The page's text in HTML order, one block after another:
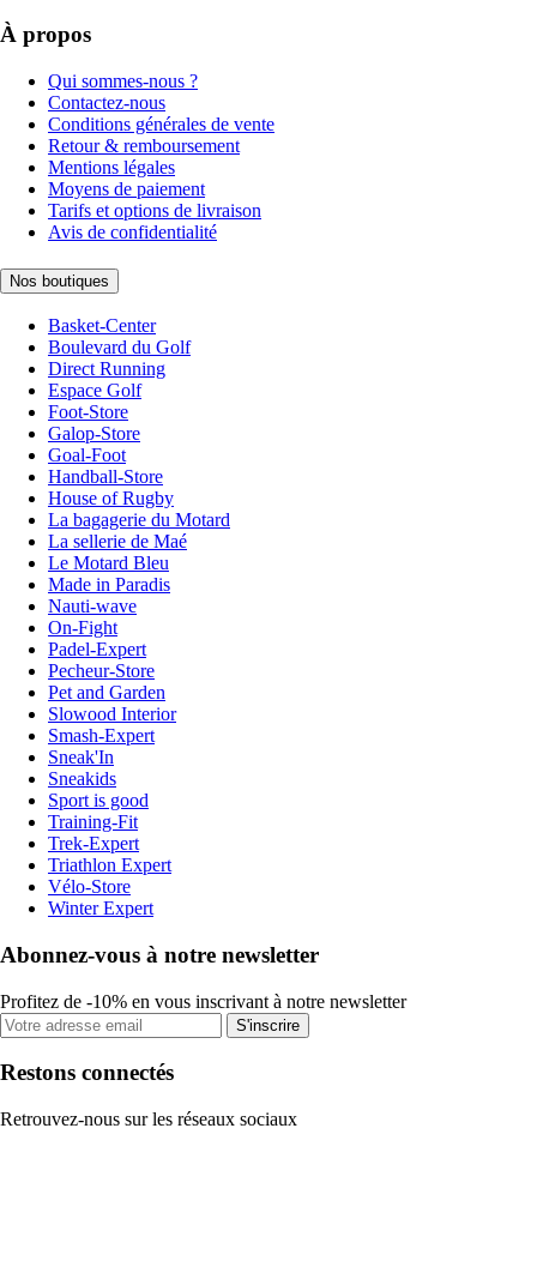
À propos
Qui sommes-nous ?
Contactez-nous
Conditions générales de vente
Retour & remboursement
Mentions légales
Moyens de paiement
Tarifs et options de livraison
Avis de confidentialité
Nos boutiques
Basket-Center
Boulevard du Golf
Direct Running
Espace Golf
Foot-Store
Galop-Store
Goal-Foot
Handball-Store
House of Rugby
La bagagerie du Motard
La sellerie de Maé
Le Motard Bleu
Made in Paradis
Nauti-wave
On-Fight
Padel-Expert
Pecheur-Store
Pet and Garden
Slowood Interior
Smash-Expert
Sneak'In
Sneakids
Sport is good
Training-Fit
Trek-Expert
Triathlon Expert
Vélo-Store
Winter Expert
Abonnez-vous à notre newsletter
Profitez de -10% en vous inscrivant à notre newsletter
S'inscrire
Restons connectés
Retrouvez-nous sur les réseaux sociaux